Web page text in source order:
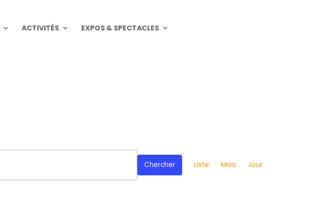
ACTIVITÉS EXPOS & SPECTACLES
Chercher
de
Liste Mois Jour